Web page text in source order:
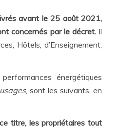
avant le 25 août 2021,
concernés par le décret. Il
Hôtels, d’Enseignement,
énergétiques
, sont les suivants, en
titre, les propriétaires tout